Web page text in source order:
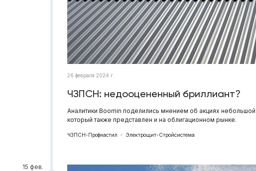
26 февраля 2024 г.
ЧЗПСН: недооцененный бриллиант?
Аналитики Boomin поделились мнением об акциях
который также представлен и на облигационном рынке.
ЧЗПСН-Профнастил Электрощит-Стройсистема
15 фев.